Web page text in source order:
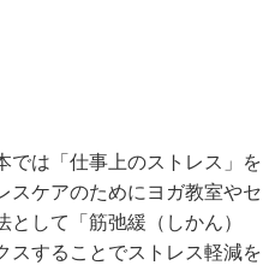
では「仕事上のストレス」を
スケアのためにヨガ教室やセ
して「筋弛緩（しかん）
スすることでストレス軽減を